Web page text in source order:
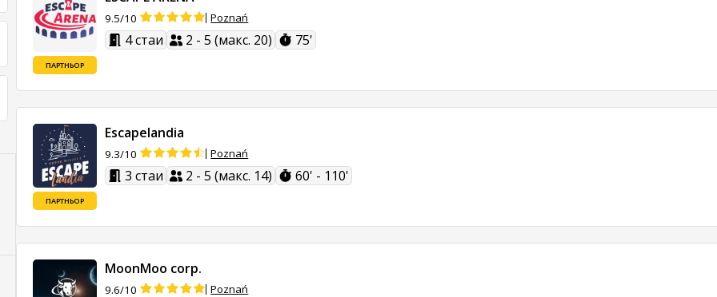
ПАРТНЬОР
9.5/10 Poznań
4 стаи 2 - 5 (макс. 20) 75'
ПАРТНЬОР
Escapelandia
9.3/10 Poznań
3 стаи 2 - 5 (макс. 14) 60' - 110'
MoonMoo corp.
9.6/10 Poznań